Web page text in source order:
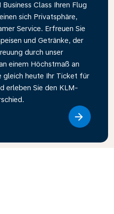
Class Ihren Flug
sich Privatsphäre,
Service. Erfreuen Sie
und Getränke, der
durch unser
einem Höchstmaß an
gleich heute Ihr Ticket für
erleben Sie den KLM-